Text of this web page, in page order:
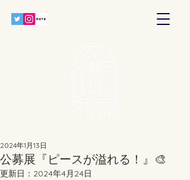
公募展『ピースが溢れる！』🎨
2024年1月13日
更新日： 2024年4月24日